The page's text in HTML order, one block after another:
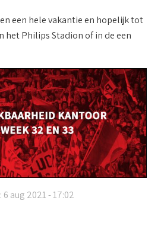
een hele vakantie en hopelijk tot
het Philips Stadion of in de een
aug 2021 - 17:02